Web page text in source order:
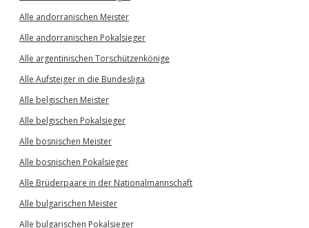
Alle andorranischen Meister
Alle andorranischen Pokalsieger
Alle argentinischen Torschützenkönige
Alle Aufsteiger in die Bundesliga
Alle belgischen Meister
Alle belgischen Pokalsieger
Alle bosnischen Meister
Alle bosnischen Pokalsieger
Alle Brüderpaare in der Nationalmannschaft
Alle bulgarischen Meister
Alle bulgarischen Pokalsieger